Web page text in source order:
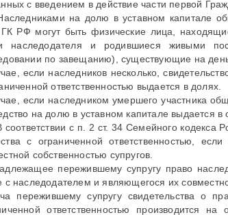
с введением в действие части первой
на долю в уставном капитале
РФ могут быть физические лица,
наследодателя и родившиеся живыми
по завещанию), существующие на день
если наследников несколько,
ответственностью выдается в долях.
если наследником умершего участника
на долю в уставном капитале выдается в
соответствии с п. 2 ст. 34 Семейного
с ограниченной ответственностью,
собственностью супругов.
пережившему супругу право
с наследодателем и являющегося их
пережившему супругу свидетельства о
ответственностью производится